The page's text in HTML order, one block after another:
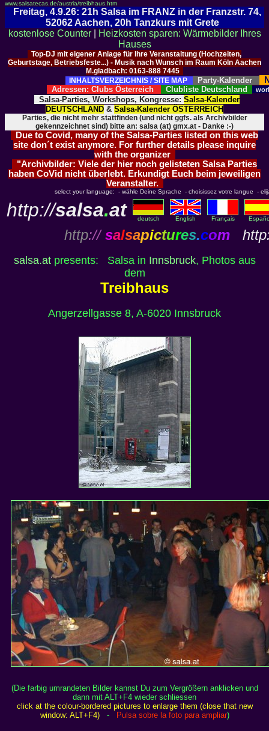
www.salsatecas.de/austria/treibhaus.htm
Freitag, 4.9.26: 21h Salsa im FRANZ in der Franzstr. 74,
52062 Aachen, 20h Tanzkurs mit Grete
kostenlose Counter|
Heizkosten sparen: Wärmebilder Ihres
Hauses
Top-DJ mit eigener Anlage für Ihre Veranstaltung (Hochzeiten,
Geburtstage, Betriebsfeste...) - Musik nach Wunsch im Raum Köln Aachen
M.gladbach: 0163-888 7445
INHALTSVERZEICHNIS / SITE MAP
Party-Kalender
Adressen: Clubs Österreich Clubliste Deutschland
Salsa-Parties, Workshops, Kongresse: Salsa-Kalender
DEUTSCHLAND & Salsa-Kalender ÖSTERREICH
Parties, die nicht mehr stattfinden (und nicht ggfs. als Archivbilder
gekennzeichnet sind) bitte an: salsa (at) gmx.at - Danke :-)
Due to Covid, many of the Salsa-Parties listed on this web
site don´t exist anymore. For further details please inquire
with the organizer
"Archivbilder: Viele der hier noch gelisteten Salsa Parties
haben CoVid nicht überlebt. Erkundigt Euch beim jeweiligen
Veranstalter.
select your language: - wähle Deine Sprache - choisissez votre langue -
http://salsa.at deutsch English Français
http:// salsapictures.com
salsa.at presents: Salsa in Innsbruck, Photos aus
dem
Treibhaus
Angerzellgasse 8, A-6020 Innsbruck
(Die farbig umrandeten Bilder kannst Du zum Vergrößern anklicken und
dann mit ALT+F4 wieder schliessen
click at the colour-bordered pictures to enlarge them (close that new
window: ALT+F4)
- Pulsa sobre la foto para ampliar)